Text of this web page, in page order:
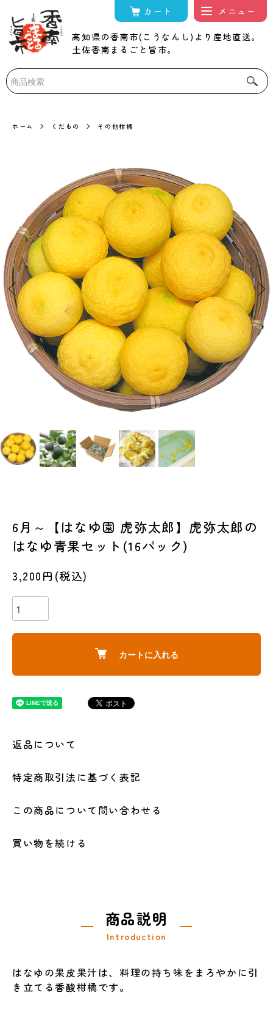
カート
高知県の香南市(こうなんし)より産地直送。
土佐香南まるごと旨市。
ホーム くだもの その他柑橘
6月～【はなゆ園 虎弥太郎】虎弥太郎の
はなゆ青果セット(16パック)
3,200円(税込)
カートに入れる
返品について
特定商取引法に基づく表記
この商品について問い合わせる
買い物を続ける
商品説明
Introduction
はなゆの果皮果汁は、料理の持ち味をまろやかに引
き立てる香酸柑橘です。